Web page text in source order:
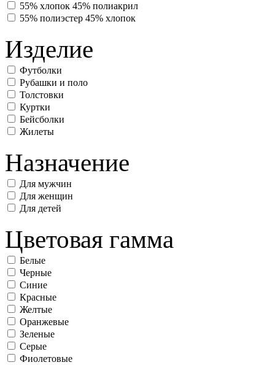
55% хлопок 45% полиакрил
55% полиэстер 45% хлопок
Изделие
Футболки
Рубашки и поло
Толстовки
Куртки
Бейсболки
Жилеты
Назначение
Для мужчин
Для женщин
Для детей
Цветовая гамма
Белые
Черные
Синие
Красные
Желтые
Оранжевые
Зеленые
Серые
Фиолетовые